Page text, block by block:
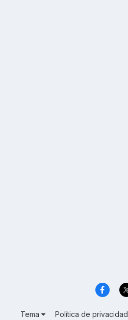
Tema Política de privacidad